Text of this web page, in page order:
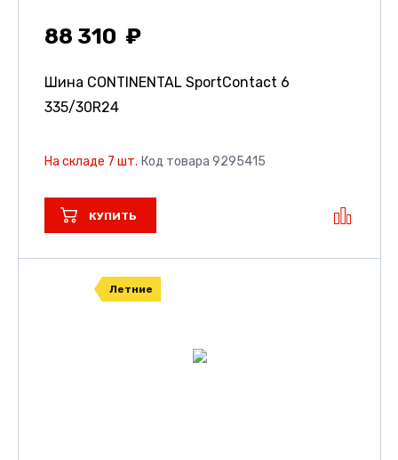
88 310
Шина CONTINENTAL SportContact 6
335/30R24
На складе 7 шт. Код товара 9295415
КУПИТЬ
Летние